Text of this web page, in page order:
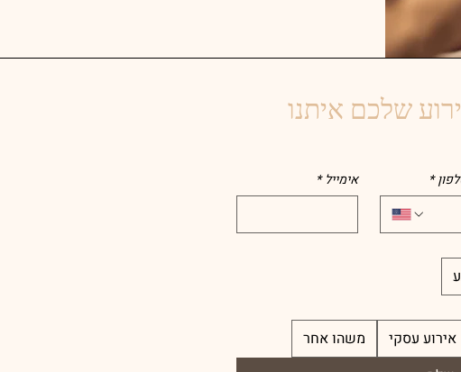
שלכם איתנו
* אימייל *
אירוע עסקי
משהו אחר